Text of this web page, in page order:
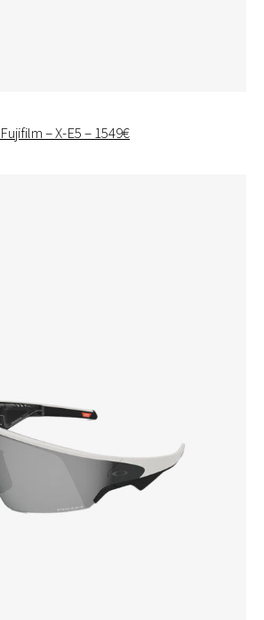
Fujifilm – X-E5 – 1549€